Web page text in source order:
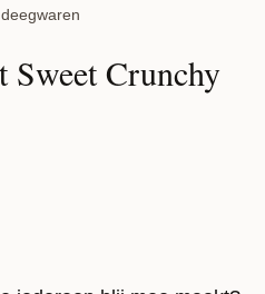
Sweet Crunchy